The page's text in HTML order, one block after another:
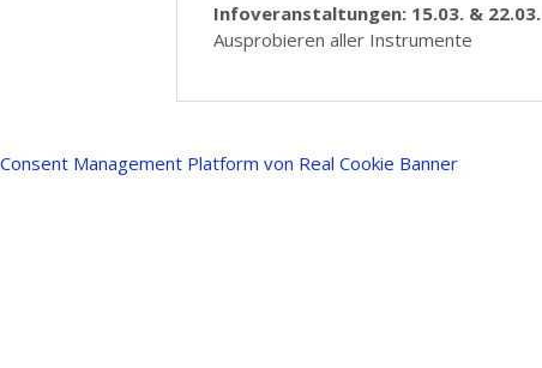
Infoveranstaltungen: 15.03. & 22.03.
Ausprobieren aller Instrumente
Consent Management Platform von Real Cookie Banner